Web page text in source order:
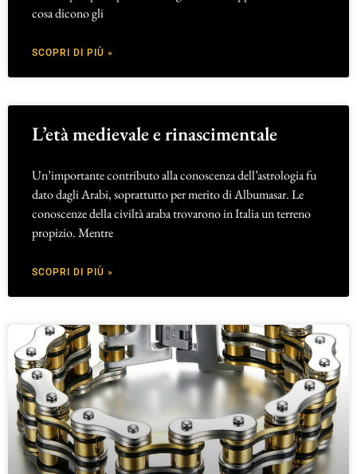
cosa dicono gli
SCOPRI DI PIÙ »
L’età medievale e rinascimentale
Un’importante contributo alla conoscenza dell’astrologia fu
dato dagli Arabi, soprattutto per merito di Albumasar. Le
conoscenze della civiltà araba trovarono in Italia un terreno
propizio. Mentre
SCOPRI DI PIÙ »